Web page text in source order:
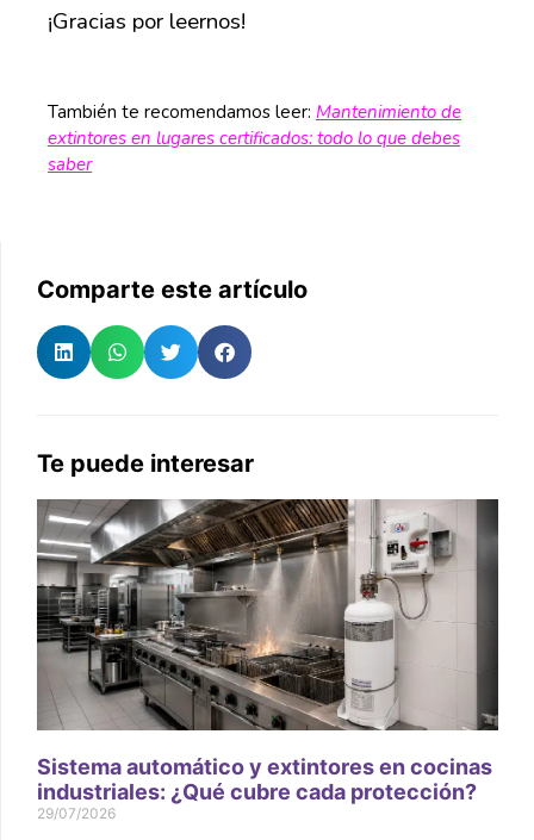
¡Gracias por leernos!
También te recomendamos leer: Mantenimiento de
extintores en lugares certificados: todo lo que debes
saber
Comparte este artículo
Te puede interesar
Sistema automático y extintores en cocinas
industriales: ¿Qué cubre cada protección?
29/07/2026